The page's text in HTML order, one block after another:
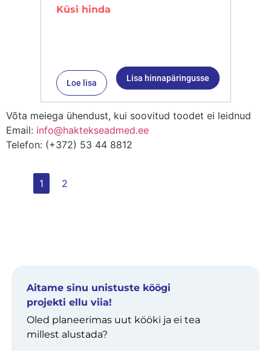
Küsi hinda
Loe lisa Lisa hinnapäringusse
Võta meiega ühendust, kui soovitud toodet ei leidnud
Email: info@haktekseadmed.ee
Telefon: (+372) 53 44 8812
1 2
Aitame sinu unistuste köögi
projekti ellu viia!
Oled planeerimas uut kööki ja ei tea
millest alustada?